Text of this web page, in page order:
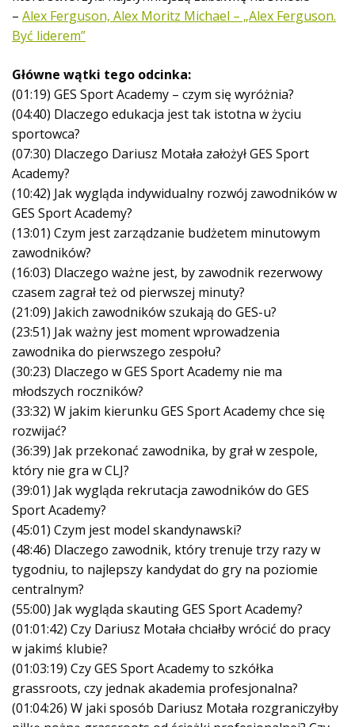
–Alex Ferguson, Alex Moritz Michael – „Alex Ferguson.
Być liderem”
Główne wątki tego odcinka:
(01:19) GES Sport Academy – czym się wyróżnia?
(04:40) Dlaczego edukacja jest tak istotna w życiu
sportowca?
(07:30) Dlaczego Dariusz Motała założył GES Sport
Academy?
(10:42) Jak wygląda indywidualny rozwój zawodników w
GES Sport Academy?
(13:01) Czym jest zarządzanie budżetem minutowym
zawodników?
(16:03) Dlaczego ważne jest, by zawodnik rezerwowy
czasem zagrał też od pierwszej minuty?
(21:09) Jakich zawodników szukają do GES-u?
(23:51) Jak ważny jest moment wprowadzenia
zawodnika do pierwszego zespołu?
(30:23) Dlaczego w GES Sport Academy nie ma
młodszych roczników?
(33:32) W jakim kierunku GES Sport Academy chce się
rozwijać?
(36:39) Jak przekonać zawodnika, by grał w zespole,
który nie gra w CLJ?
(39:01) Jak wygląda rekrutacja zawodników do GES
Sport Academy?
(45:01) Czym jest model skandynawski?
(48:46) Dlaczego zawodnik, który trenuje trzy razy w
tygodniu, to najlepszy kandydat do gry na poziomie
centralnym?
(55:00) Jak wygląda skauting GES Sport Academy?
(01:01:42) Czy Dariusz Motała chciałby wrócić do pracy
w jakimś klubie?
(01:03:19) Czy GES Sport Academy to szkółka
grassroots, czy jednak akademia profesjonalna?
(01:04:26) W jaki sposób Dariusz Motała rozgraniczyłby